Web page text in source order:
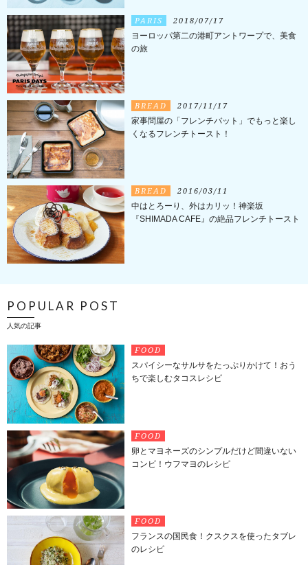
PARIS 2018/07/17
ヨーロッパ第二の港町アントワープで、美食
の旅
BREAD 2017/11/17
家事問屋の「フレンチバット」でもっと楽し
くなるフレンチトースト！
BREAD 2016/03/11
中はとろーり、外はカリッ！神楽坂
『SHIMADA CAFE』の絶品フレンチトースト
POPULAR POST
人気の記事
FOOD
スパイシーなサルサをたっぷりかけて！おう
ちで楽しむタコスレシピ
FOOD
卵とマヨネーズのシンプルだけど間違いない
コンビ！ウフマヨのレシピ
FOOD
フランスの国民食！クスクスを使ったタブレ
のレシピ